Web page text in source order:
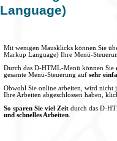
Language)
Mit wenigen Mausklicks können Sie
Markup Language) Ihre Menü-
Durch das D-HTML-Menü können Sie
gesamte Menü-Steuerung auf sehr
Obwohl Sie online arbeiten, wird nicht
Ihre Arbeiten abgeschlossen haben,
So sparen Sie viel Zeit durch das D-
und schnelles Arbeiten